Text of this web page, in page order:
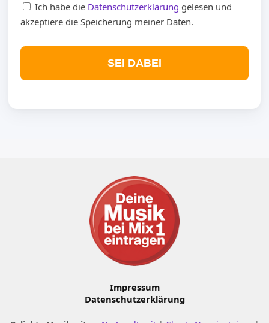
Ich habe die Datenschutzerklärung gelesen und
akzeptiere die Speicherung meiner Daten.
SEI DABEI
Impressum
Datenschutzerklärung